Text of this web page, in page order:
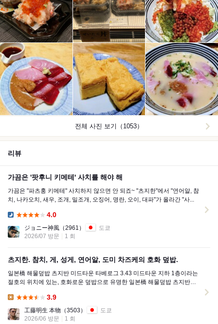
전체 사진 보기（1053）
리뷰
가끔은 '팟후니 키메테' 사치를 해야 해
가끔은 "파츠훙 키메테" 사치하지 않으면 안 되죠~ "츠지한"에서 "연어알, 참
치, 나카오치, 새우, 조개, 밀조개, 오징어, 명란, 오이, 대파"가 올라간 "사...
4.0
ジョニー神風 （2961）
도쿄
2026/07 방문
1 회
츠지한. 참치, 게, 성게, 연어알, 도미 차즈케의 호화 덮밥.
일본橋 해물덮밥 츠지반 미드타운 타베로그 3.43 미드타운 지하 1층이라는
절호의 위치에 있는, 호화로운 덮밥으로 유명한 일본橋 해물덮밥 츠지반에
3.9
工藤明生 本物 （3503）
도쿄
2026/06 방문
1 회